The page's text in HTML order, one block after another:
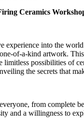
Ceramics
experience into the
of-a-kind artwork.
limitless possibilities of
the secrets that
from complete
and a willingness to